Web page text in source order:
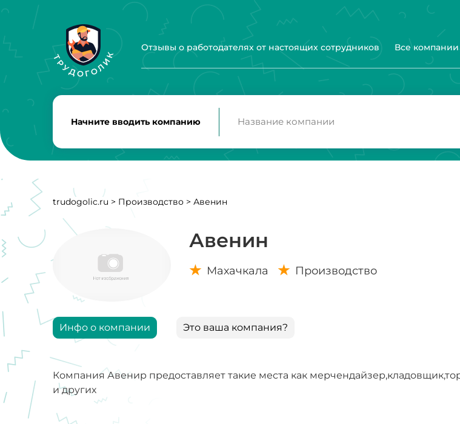
Отзывы о работодателях от настоящих сотрудников Все компании
Начните вводить компанию
trudogolic.ru > Производство > Авенин
Авенин
Махачкала Производство
Инфо о компании Это ваша компания?
Компания Авенир предоставляет такие места как
и других